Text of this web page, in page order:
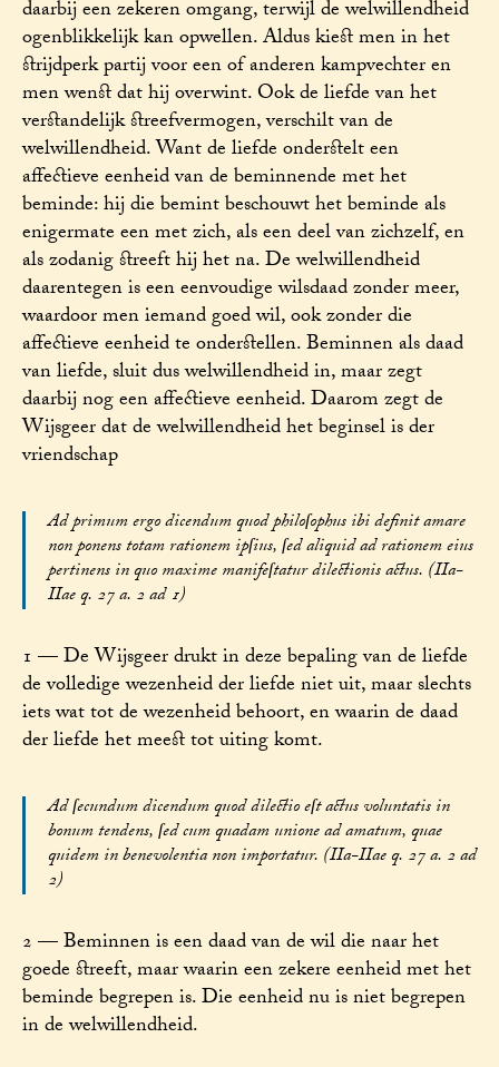
daarbij een zekeren omgang, terwijl de welwillendheid
ogenblikkelijk kan opwellen. Aldus kiest men in het
strijdperk partij voor een of anderen kampvechter en
men wenst dat hij overwint. Ook de liefde van het
verstandelijk streefvermogen, verschilt van de
welwillendheid. Want de liefde onderstelt een
affectieve eenheid van de beminnende met het
beminde: hij die bemint beschouwt het beminde als
enigermate een met zich, als een deel van zichzelf, en
als zodanig streeft hij het na. De welwillendheid
daarentegen is een eenvoudige wilsdaad zonder meer,
waardoor men iemand goed wil, ook zonder die
affectieve eenheid te onderstellen. Beminnen als daad
van liefde, sluit dus welwillendheid in, maar zegt
daarbij nog een affectieve eenheid. Daarom zegt de
Wijsgeer dat de welwillendheid het beginsel is der
vriendschap
Ad primum ergo dicendum quod philoſophus ibi definit amare
non ponens totam rationem ipſius, ſed aliquid ad rationem eius
pertinens in quo maxime manifeſtatur dilectionis actus. (IIa-
IIae q. 27 a. 2 ad 1)
1 — De Wijsgeer drukt in deze bepaling van de liefde
de volledige wezenheid der liefde niet uit, maar slechts
iets wat tot de wezenheid behoort, en waarin de daad
der liefde het meest tot uiting komt.
Ad ſecundum dicendum quod dilectio eſt actus voluntatis in
bonum tendens, ſed cum quadam unione ad amatum, quae
quidem in benevolentia non importatur. (IIa-IIae q. 27 a. 2 ad
2)
2 — Beminnen is een daad van de wil die naar het
goede streeft, maar waarin een zekere eenheid met het
beminde begrepen is. Die eenheid nu is niet begrepen
in de welwillendheid.